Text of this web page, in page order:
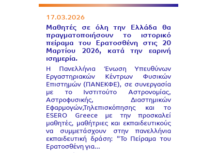
17.03.2026
Μαθητές σε όλη την Ελλάδα θα
πραγματοποιήσουν το ιστορικό
πείραμα του Ερατοσθένη στις 20
Μαρτίου 2026, κατά την εαρινή
ισημερία.
Η Πανελλήνια Ένωση Υπευθύνων
Εργαστηριακών Κέντρων Φυσικών
Επιστημών (ΠΑΝΕΚΦΕ), σε συνεργασία
με το Ινστιτούτο Αστρονομίας,
Αστροφυσικής, Διαστημικών
Εφαρμογών,Τηλεπισκόπησης και το
ESERO Greece με την προσκαλεί
μαθητές, μαθήτριες και εκπαιδευτικούς
να συμμετάσχουν στην πανελλήνια
εκπαιδευτική δράση: "Το Πείραμα του
Ερατοσθένη για…